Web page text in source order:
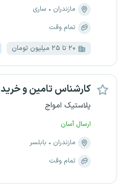
مازندران
ساری
تمام وقت
۲۰ تا ۲۵ میلیون تومان
کارشناس تامین و خرید
پلاستیک امواج
ارسال آسان
مازندران
بابلسر
تمام وقت